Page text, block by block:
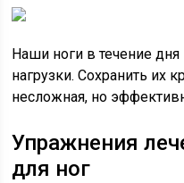
Наши ноги в течение
нагрузки. Сохранить их
несложная, но
Упражнения
для ног